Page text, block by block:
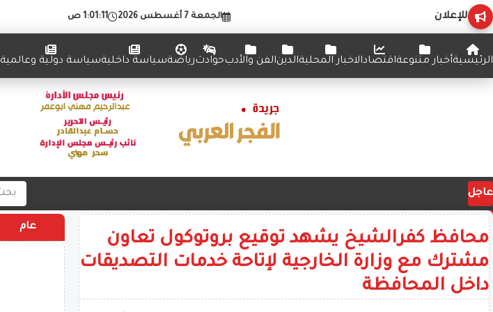
للإعلان الجمعة 7 أغسطس 2026 1:01:12 ص
الرئيسيةأخبار متنوعةاقتصادالاخبار المحليةالدينالفن والأدبحوادثرياضةسياسة داخليةسياسة دولية وعالمية
عاجل
محافظ كفرالشيخ يشهد توقيع بروتوكول تعاون
مشترك مع وزارة الخارجية لإتاحة خدمات التصديقات
داخل المحافظة
عام